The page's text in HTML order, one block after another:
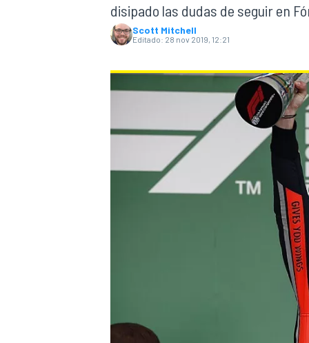
FÓRMULA E
disipado las dudas de seguir en
Scott Mitchell
Editado: 28 nov 2019, 12:21